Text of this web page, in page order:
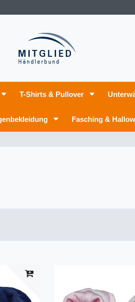
T-Shirts & Pullover
Fasching &